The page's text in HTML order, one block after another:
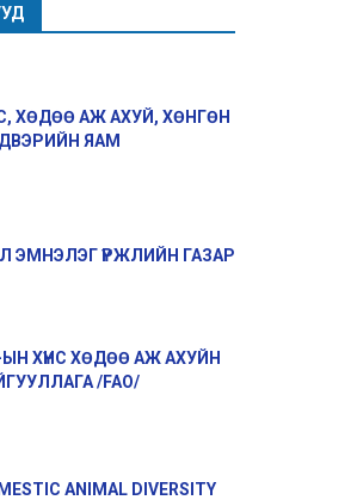
ХӨДӨӨ АЖ АХУЙ, ХӨНГӨН
ЯАМ
ЭМНЭЛЭГ ҮРЖЛИЙН ГАЗАР
ЫН ХҮНС ХӨДӨӨ АЖ АХУЙН
/FAO/
ANIMAL DIVERSITY